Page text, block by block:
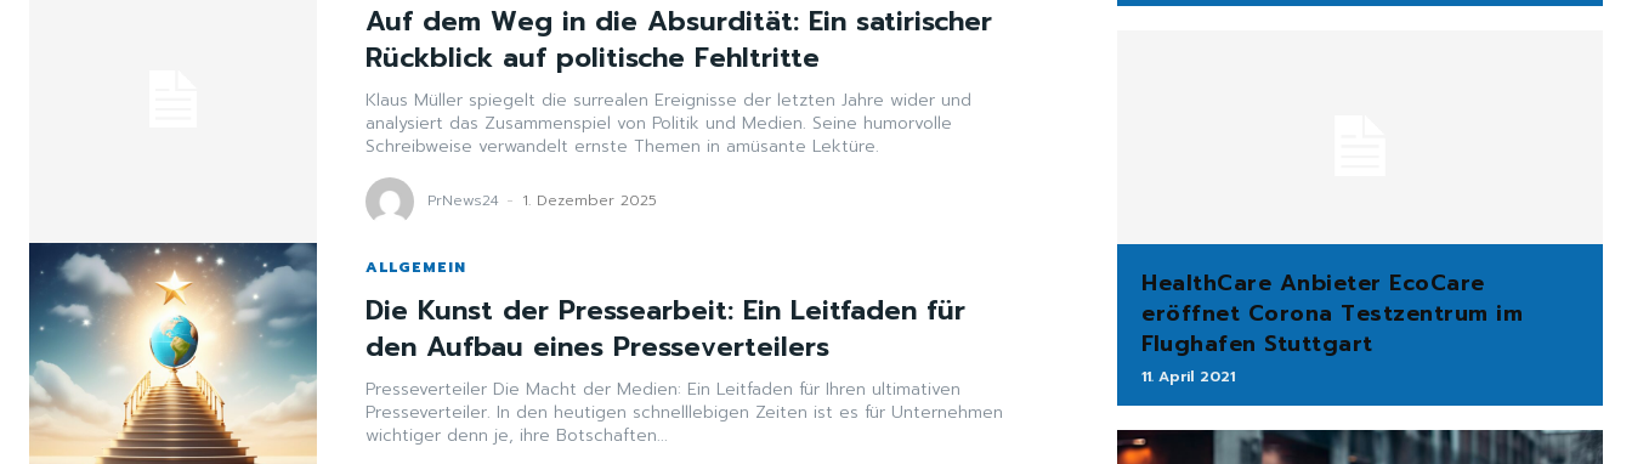
Auf dem Weg in die Absurdität: Ein satirischer
Rückblick auf politische Fehltritte
Klaus Müller spiegelt die surrealen Ereignisse der letzten Jahre wider und
analysiert das Zusammenspiel von Politik und Medien. Seine humorvolle
Schreibweise verwandelt ernste Themen in amüsante Lektüre.
PrNews24 - 1. Dezember 2025
ALLGEMEIN
Die Kunst der Pressearbeit: Ein Leitfaden für
den Aufbau eines Presseverteilers
Presseverteiler Die Macht der Medien: Ein Leitfaden für Ihren ultimativen
Presseverteiler. In den heutigen schnelllebigen Zeiten ist es für Unternehmen
wichtiger denn je, ihre Botschaften...
HealthCare Anbieter EcoCare
eröffnet Corona Testzentrum im
Flughafen Stuttgart
11. April 2021